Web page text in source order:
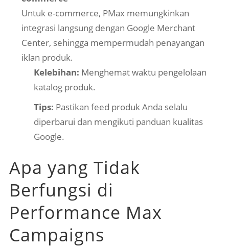
Untuk e-commerce, PMax memungkinkan
integrasi langsung dengan Google Merchant
Center, sehingga mempermudah penayangan
iklan produk.
Kelebihan: Menghemat waktu pengelolaan
katalog produk.
Tips: Pastikan feed produk Anda selalu
diperbarui dan mengikuti panduan kualitas
Google.
Apa yang Tidak
Berfungsi di
Performance Max
Campaigns